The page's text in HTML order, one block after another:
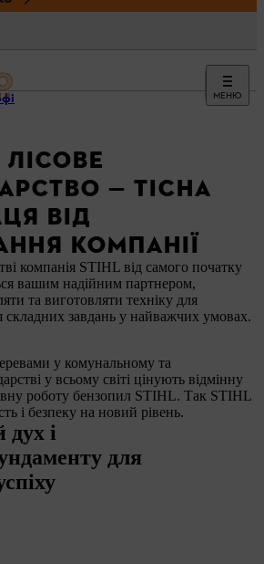
МЕНЮ
ЛІСОВЕ
— ТІСНА
ВІД
КОМПАНІЇ
компанія STIHL від самого початку
вашим надійним партнером,
та виготовляти техніку для
завдань у найважчих умовах.
у комунальному та
у всьому світі цінують відмінну
роботу бензопил STIHL. Так STIHL
і безпеку на новий рівень.
і
для